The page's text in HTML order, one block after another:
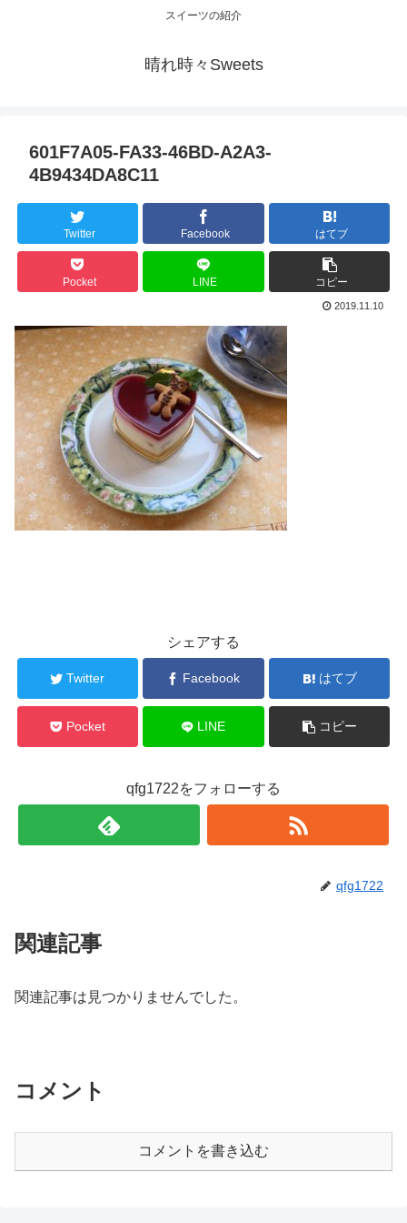
スイーツの紹介
晴れ時々Sweets
601F7A05-FA33-46BD-A2A3-
4B9434DA8C11
Twitter Facebook はてブ
Pocket LINE コピー
2019.11.10
シェアする
Twitter Facebook はてブ
Pocket LINE コピー
qfg1722をフォローする
qfg1722
関連記事
関連記事は見つかりませんでした。
コメント
コメントを書き込む